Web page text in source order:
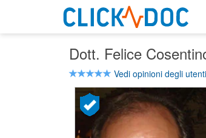
Dott. Felice
Vedi opinioni degli utenti